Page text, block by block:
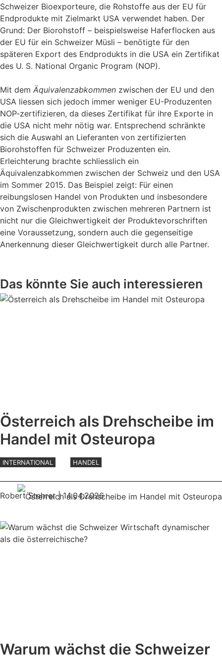
Schweizer Bioexporteure, die Rohstoffe aus der EU für
Endprodukte mit Zielmarkt USA verwendet haben. Der
Grund: Der Biorohstoff – beispielsweise Haferflocken aus
der EU für ein Schweizer Müsli – benötigte für den
späteren Export des Endprodukts in die USA ein Zertifikat
des U. S. National Organic Program (NOP).
Mit dem Äquivalenzabkommen zwischen der EU und den
USA liessen sich jedoch immer weniger EU-Produzenten
NOP-zertifizieren, da dieses Zertifikat für ihre Exporte in
die USA nicht mehr nötig war. Entsprechend schränkte
sich die Auswahl an Lieferanten von zertifizierten
Biorohstoffen für Schweizer Produzenten ein.
Erleichterung brachte schliesslich ein
Äquivalenzabkommen zwischen der Schweiz und den USA
im Sommer 2015. Das Beispiel zeigt: Für einen
reibungslosen Handel von Produkten und insbesondere
von Zwischenprodukten zwischen mehreren Partnern ist
nicht nur die Gleichwertigkeit der Produktevorschriften
eine Voraussetzung, sondern auch die gegenseitige
Anerkennung dieser Gleichwertigkeit durch alle Partner.
Das könnte Sie auch interessieren
Österreich als Drehscheibe im
Handel mit Osteuropa
INTERNATIONAL HANDEL
Robert Stehrer| 14.04.2026
Warum wächst die Schweizer